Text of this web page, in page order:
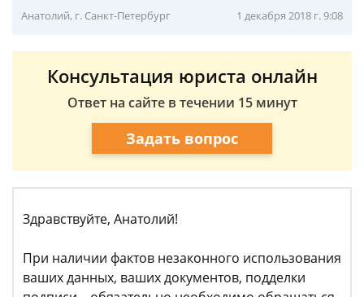
Анатолий, г. Санкт-Петербург 1 декабря 2018 г. 9:08
Консультация юриста онлайн
Ответ на сайте в течении 15 минут
Задать вопрос
Здравствуйте, Анатолий!
При наличии фактов незаконного использования
ваших данных, ваших документов, подделки